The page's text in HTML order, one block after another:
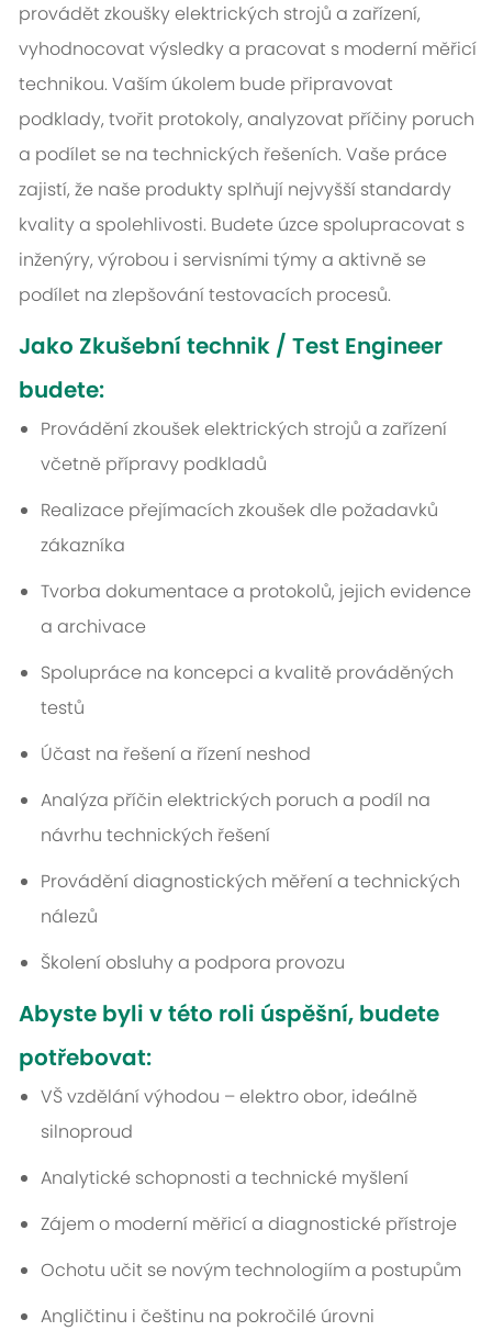
provádět zkoušky elektrických strojů a zařízení,
vyhodnocovat výsledky a pracovat s moderní měřicí
technikou. Vaším úkolem bude připravovat
podklady, tvořit protokoly, analyzovat příčiny poruch
a podílet se na technických řešeních. Vaše práce
zajistí, že naše produkty splňují nejvyšší standardy
kvality a spolehlivosti. Budete úzce spolupracovat s
inženýry, výrobou i servisními týmy a aktivně se
podílet na zlepšování testovacích procesů.
Jako Zkušební technik / Test Engineer
budete:
Provádění zkoušek elektrických strojů a zařízení
včetně přípravy podkladů
Realizace přejímacích zkoušek dle požadavků
zákazníka
Tvorba dokumentace a protokolů, jejich evidence
a archivace
Spolupráce na koncepci a kvalitě prováděných
testů
Účast na řešení a řízení neshod
Analýza příčin elektrických poruch a podíl na
návrhu technických řešení
Provádění diagnostických měření a technických
nálezů
Školení obsluhy a podpora provozu
Abyste byli v této roli úspěšní, budete
potřebovat:
VŠ vzdělání výhodou – elektro obor, ideálně
silnoproud
Analytické schopnosti a technické myšlení
Zájem o moderní měřicí a diagnostické přístroje
Ochotu učit se novým technologiím a postupům
Angličtinu i češtinu na pokročilé úrovni